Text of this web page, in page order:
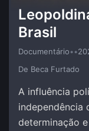
Brasil
Documentário••
De Beca Furtado
A influência
independência
determinação